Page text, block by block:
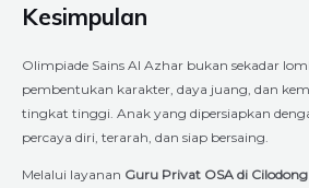
Kesimpulan
Olimpiade Sains Al Azhar bukan sekadar
pembentukan karakter, daya juang, dan
tingkat tinggi. Anak yang dipersiapkan
percaya diri, terarah, dan siap bersaing.
Melalui layanan Guru Privat OSA di